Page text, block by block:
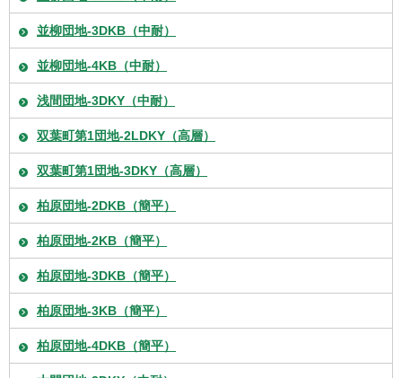
並柳団地-3DKB（中耐）
並柳団地-4KB（中耐）
浅間団地-3DKY（中耐）
双葉町第1団地-2LDKY（高層）
双葉町第1団地-3DKY（高層）
柏原団地-2DKB（簡平）
柏原団地-2KB（簡平）
柏原団地-3DKB（簡平）
柏原団地-3KB（簡平）
柏原団地-4DKB（簡平）